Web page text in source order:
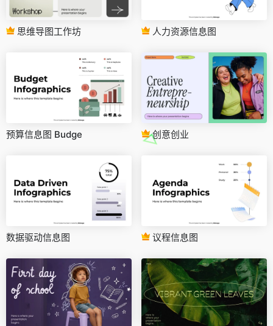
思维导图工作坊 人力资源信息图
预算信息图 Budge 创意创业
数据驱动信息图 议程信息图